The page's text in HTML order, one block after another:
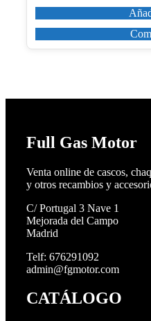
Full Gas Motor
Venta online de cascos,
y otros recambios y
C/ Portugal 3 Nave 1
Mejorada del Campo
Madrid
Telf: 676291092
admin@fgmotor.com
CATÁLOGO